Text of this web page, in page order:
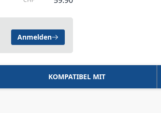
Anmelden
KOMPATIBEL MIT